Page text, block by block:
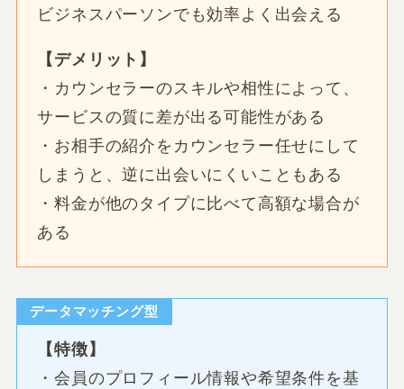
ビジネスパーソンでも効率よく出会える
【デメリット】
・カウンセラーのスキルや相性によって、
サービスの質に差が出る可能性がある
・お相手の紹介をカウンセラー任せにして
しまうと、逆に出会いにくいこともある
・料金が他のタイプに比べて高額な場合が
ある
データマッチング型
【特徴】
・会員のプロフィール情報や希望条件を基